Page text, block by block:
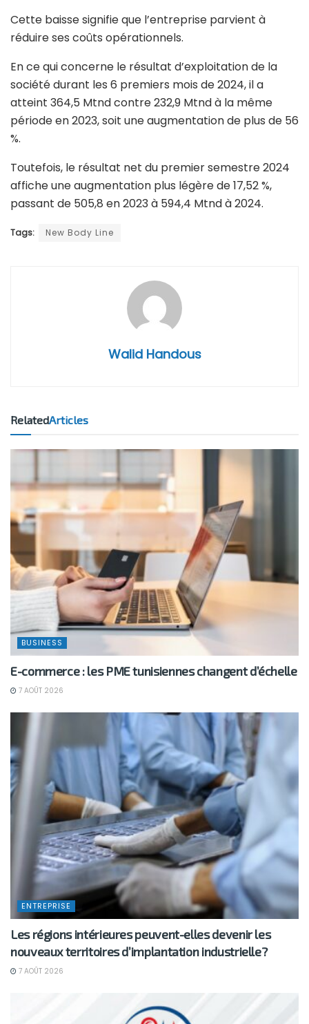
Cette baisse signifie que l’entreprise parvient à
réduire ses coûts opérationnels.
En ce qui concerne le résultat d’exploitation de la
société durant les 6 premiers mois de 2024, il a
atteint 364,5 Mtnd contre 232,9 Mtnd à la même
période en 2023, soit une augmentation de plus de 56
%.
Toutefois, le résultat net du premier semestre 2024
affiche une augmentation plus légère de 17,52 %,
passant de 505,8 en 2023 à 594,4 Mtnd à 2024.
Tags: New Body Line
Walid Handous
RelatedArticles
BUSINESS
E-commerce : les PME tunisiennes changent d’échelle
7 AOÛT 2026
ENTREPRISE
Les régions intérieures peuvent-elles devenir les
nouveaux territoires d’implantation industrielle?
7 AOÛT 2026